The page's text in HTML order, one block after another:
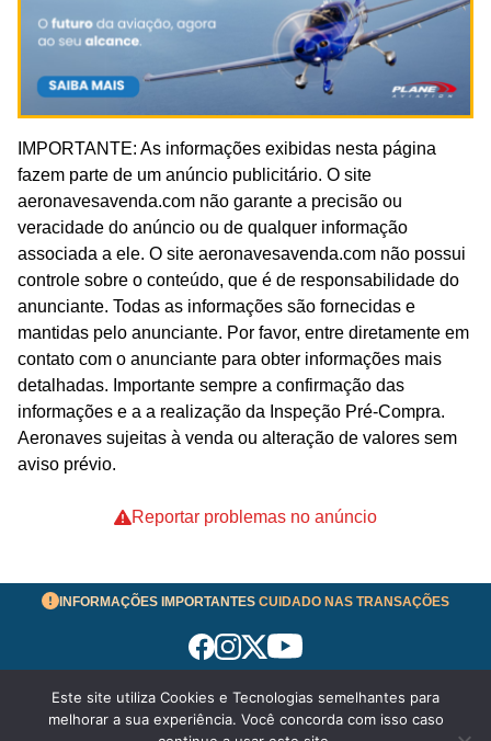
IMPORTANTE: As informações exibidas nesta página
fazem parte de um anúncio publicitário. O site
aeronavesavenda.com não garante a precisão ou
veracidade do anúncio ou de qualquer informação
associada a ele. O site aeronavesavenda.com não possui
controle sobre o conteúdo, que é de responsabilidade do
anunciante. Todas as informações são fornecidas e
mantidas pelo anunciante. Por favor, entre diretamente em
contato com o anunciante para obter informações mais
detalhadas. Importante sempre a confirmação das
informações e a a realização da Inspeção Pré-Compra.
Aeronaves sujeitas à venda ou alteração de valores sem
aviso prévio.
Reportar problemas no anúncio
INFORMAÇÕES IMPORTANTES CUIDADO NAS TRANSAÇÕES
Termos de Uso
© 2026 aeronavesavenda.com | Todos os Direitos
Este site utiliza Cookies e Tecnologias semelhantes para
melhorar a sua experiência. Você concorda com isso caso